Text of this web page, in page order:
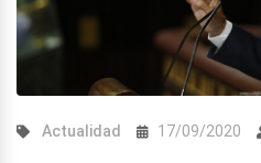
Actualidad 17/09/2020